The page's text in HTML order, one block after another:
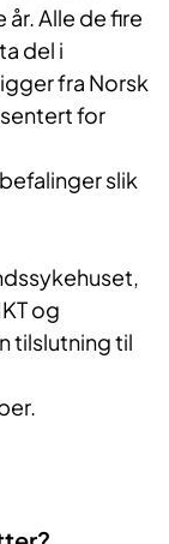
Alle de fire
del i
fra Norsk
for
slik
og
tilslutning til